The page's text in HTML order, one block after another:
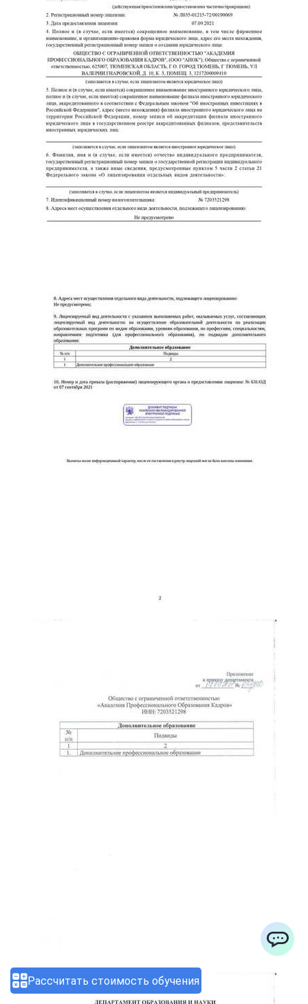
Рассчитать стоимость обучения
ChatApp
online
Свяжитесь с нами через любой удобный мессенджер!